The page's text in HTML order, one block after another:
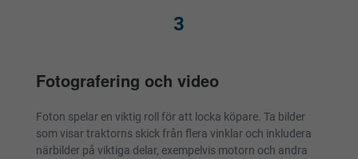
3
Fotografering och video
Foton spelar en viktig roll för att locka köpare. Ta bilder
som visar traktorns skick från flera vinklar och inkludera
närbilder på viktiga delar, exempelvis motorn och andra